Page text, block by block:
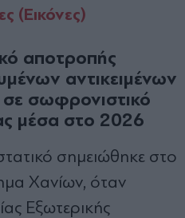
(Εικόνες)
αποτροπής
αντικειμένων
σωφρονιστικό
μέσα στο 2026
σημειώθηκε στο
Χανίων, όταν
Εξωτερικής